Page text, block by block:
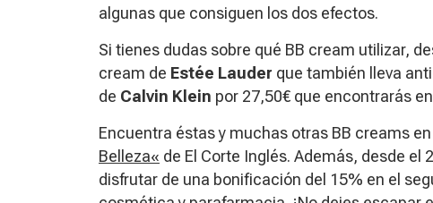
algunas que consiguen los dos efectos.
Si tienes dudas sobre qué BB cream utilizar,
cream de Estée Lauder que también lleva
de Calvin Klein por 27,50€ que encontrarás
Encuentra éstas y muchas otras BB creams
Belleza« de El Corte Inglés. Además, desde el
disfrutar de una bonificación del 15% en el